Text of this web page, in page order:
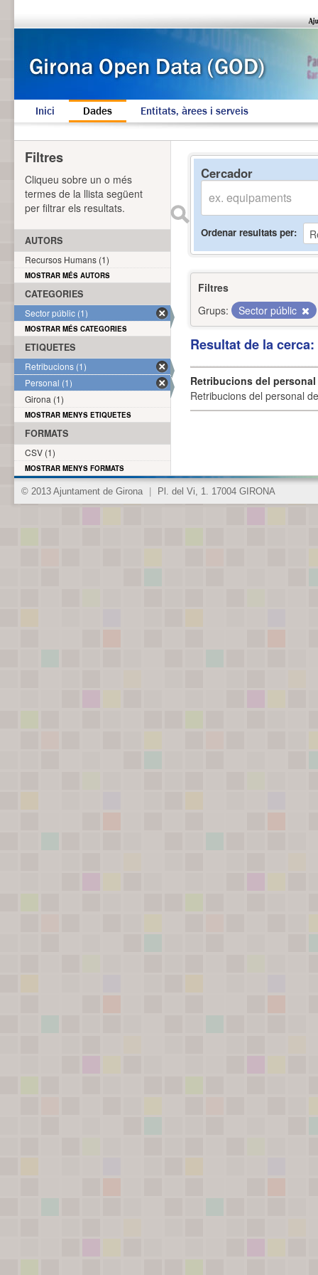
Inici Dades Entitats, àrees i serveis
Cercador
Ordenar resultats per
Filtres
Grups:
Sector públic
Resultat de la
Retribucions del
Retribucions del personal
Filtres
Cliqueu sobre un o més
termes de la llista següent
per filtrar els resultats.
AUTORS
Recursos Humans (1)
MOSTRAR MÉS AUTORS
CATEGORIES
Sector públic (1)
MOSTRAR MÉS CATEGORIES
ETIQUETES
Retribucions (1)
Personal (1)
Girona (1)
MOSTRAR MENYS ETIQUETES
FORMATS
CSV (1)
MOSTRAR MENYS FORMATS
© 2013 Ajuntament de Girona Pl. del Vi, 1. 17004 GIRONA